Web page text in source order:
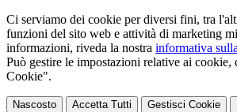
Ci serviamo dei cookie per diversi fini, tra
funzioni del sito web e attività di marketing
informazioni, riveda la nostra informativa
Può gestire le impostazioni relative ai cookie,
Cookie".
Nascosto Accetta Tutti Gestisci Cookie